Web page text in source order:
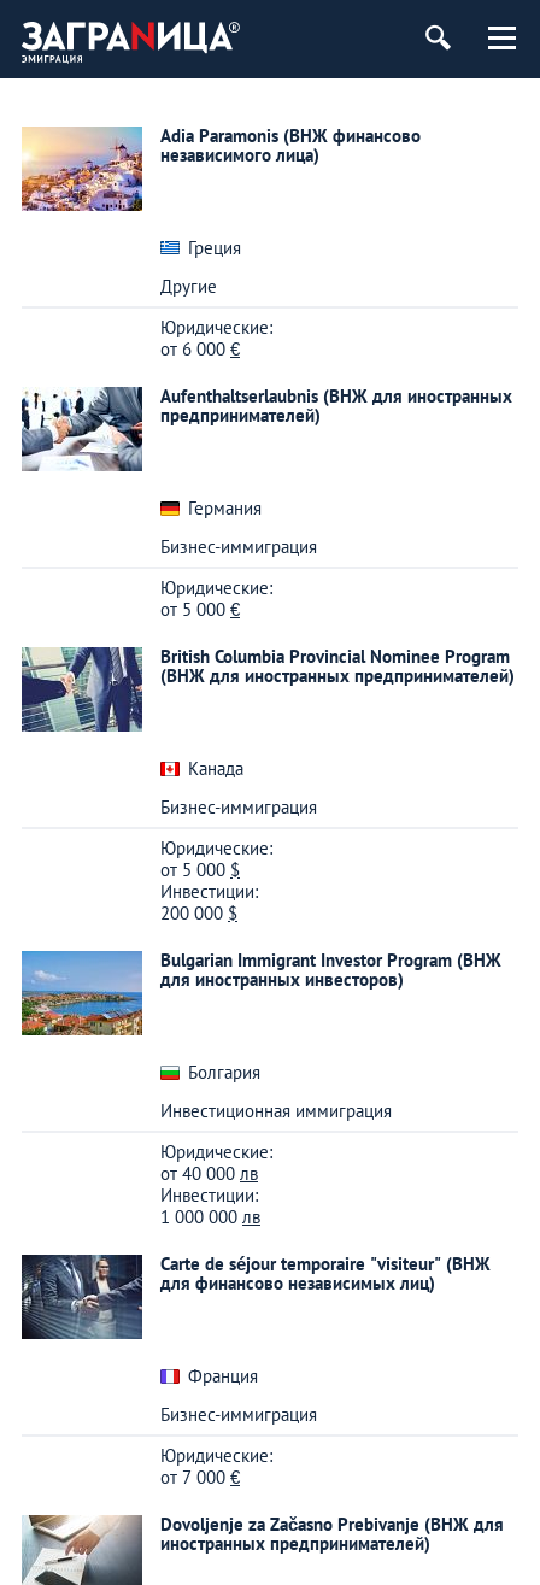
Adia Paramonis (ВНЖ финансово
независимого лица)
Греция
Другие
Юридические:
от 6 000 €
Aufenthaltserlaubnis (ВНЖ для иностранных
предпринимателей)
Германия
Бизнес-иммиграция
Юридические:
от 5 000 €
British Columbia Provincial Nominee Program
(ВНЖ для иностранных предпринимателей)
Канада
Бизнес-иммиграция
Юридические:
от 5 000 $
Инвестиции:
200 000 $
Bulgarian Immigrant Investor Program (ВНЖ
для иностранных инвесторов)
Болгария
Инвестиционная иммиграция
Юридические:
от 40 000 лв
Инвестиции:
1 000 000 лв
Carte de séjour temporaire "visiteur" (ВНЖ
для финансово независимых лиц)
Франция
Бизнес-иммиграция
Юридические:
от 7 000 €
Dovoljenje za Začasno Prebivanje (ВНЖ для
иностранных предпринимателей)